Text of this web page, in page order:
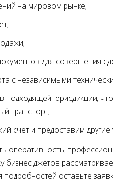
на мировом рынке
для совершения
с независимыми
подходящей юрисдикции,
транспорт
счет и предоставим другие
оперативность,
бизнес джетов
подробностей оставьте